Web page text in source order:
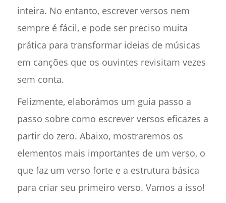
inteira. No entanto, escrever versos nem
sempre é fácil, e pode ser preciso muita
prática para transformar ideias de músicas
em canções que os ouvintes revisitam vezes
sem conta.
Felizmente, elaborámos um guia passo a
passo sobre como escrever versos eficazes a
partir do zero. Abaixo, mostraremos os
elementos mais importantes de um verso, o
que faz um verso forte e a estrutura básica
para criar seu primeiro verso. Vamos a isso!